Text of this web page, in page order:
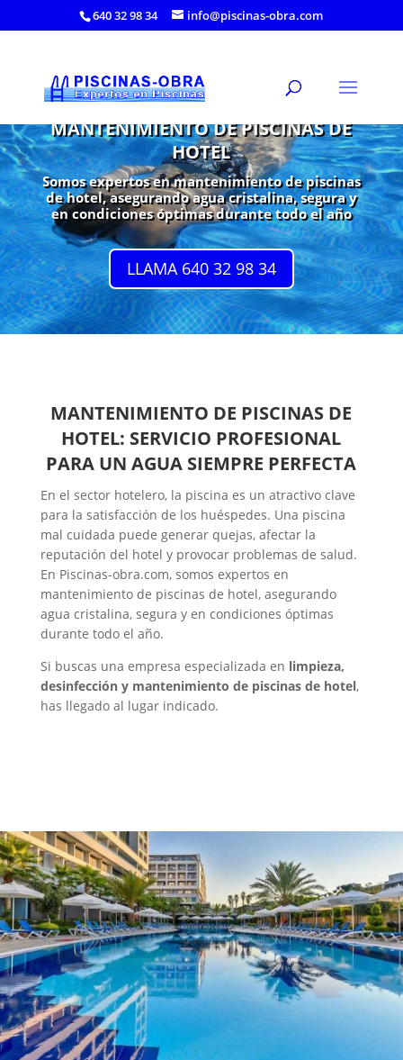
640 32 98 34 info@piscinas-obra.com
MANTENIMIENTO DE PISCINAS DE
HOTEL
Somos expertos en mantenimiento de piscinas
de hotel, asegurando agua cristalina, segura y
en condiciones óptimas durante todo el año
LLAMA 640 32 98 34
MANTENIMIENTO DE PISCINAS DE
HOTEL: SERVICIO PROFESIONAL
PARA UN AGUA SIEMPRE PERFECTA
En el sector hotelero, la piscina es un atractivo clave
para la satisfacción de los huéspedes. Una piscina
mal cuidada puede generar quejas, afectar la
reputación del hotel y provocar problemas de salud.
En Piscinas-obra.com, somos expertos en
mantenimiento de piscinas de hotel, asegurando
agua cristalina, segura y en condiciones óptimas
durante todo el año.
Si buscas una empresa especializada en limpieza,
desinfección y mantenimiento de piscinas de hotel,
has llegado al lugar indicado.